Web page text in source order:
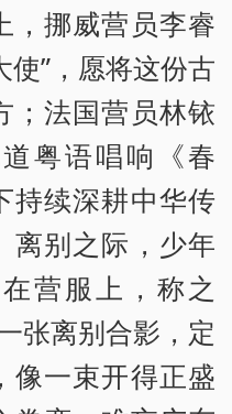
，挪威营员李睿
使”，愿将这份古
；法国营员林铱
粤语唱响《春
持续深耕中华传
离别之际，少年
营服上，称之
张离别合影，定
像一束开得正盛